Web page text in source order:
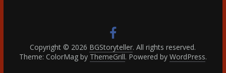
Copyright © 2026 BGStoryteller. All rights reserved.
Theme: ColorMag by ThemeGrill. Powered by WordPress.